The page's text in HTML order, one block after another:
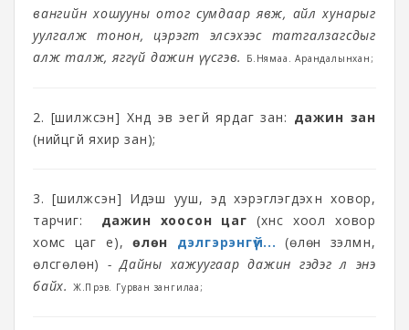
вангийн хошууны отог сумдаар явж, айл хунарыг
уулгалж тонон, цэрэгт элсэхээс татгалзагсдыг
алж талж, яггүй дажин үүсгэв.
Б.Нямаа. Арандалынхан;
2. [шилжсэн] Хүнд эв эегүй ярдаг зан: дажин зан
(нийцгүй яхир зан);
3. [шилжсэн] Идэш ууш, эд хэрэглэгдэхүүн ховор,
тарчиг: дажин хоосон цаг (хүнс хоол ховор
хомс цаг үе), өлөн дэлгэрэнгүй... (өлөн зэлмүүн,
өлсгөлөн) - Дайны хажуугаар дажин гэдэг л энэ
байх. Ж.Пүрэв. Гурван зангилаа;